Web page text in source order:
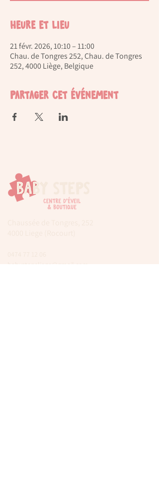
Heure et lieu
21 févr. 2026, 10:10 – 11:00
Chau. de Tongres 252, Chau. de Tongres
252, 4000 Liège, Belgique
Partager cet événement
babystepsliege@gmail.com